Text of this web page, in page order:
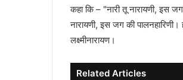
कहा कि – "नारी तू नारायणी, इस जग
नारायणी, इस जग की
लक्ष्मीनारायण।
Related Articles